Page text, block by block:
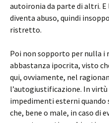
autoironia da parte di altri. E
diventa abuso, quindi
ristretto.
Poi non sopporto per nulla i
abbastanza ipocrita, visto
qui, ovviamente, nel
l’autogiustificazione. In
impedimenti esterni quando
che, bene o male, in caso di